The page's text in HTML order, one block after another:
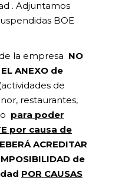
. Adjuntamos
BOE
la empresa NO
ANEXO de
de
restaurantes,
para poder
por causa de
ACREDITAR
de
POR CAUSAS